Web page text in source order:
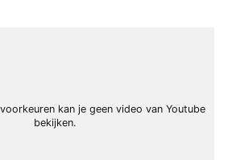
kan je geen video van Youtube
bekijken.